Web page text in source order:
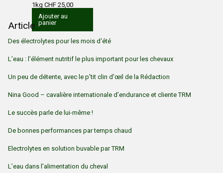
1kg CHF 25,00
Ajouter au
panier
Article
Des électrolytes pour les mois d‘été
L’eau : l’élément nutritif le plus important pour les chevaux
Un peu de détente, avec le p'tit clin d'œil de la Rédaction
Nina Good – cavalière internationale d’endurance et cliente TRM
Le succès parle de lui-même !
De bonnes performances par temps chaud
Electrolytes en solution buvable par TRM
L’eau dans l’alimentation du cheval